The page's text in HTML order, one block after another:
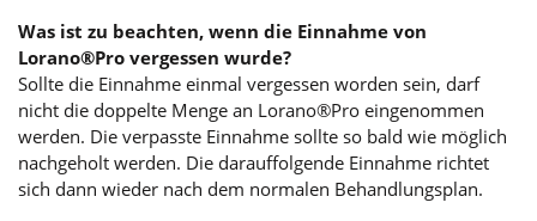
Was ist zu beachten, wenn die Einnahme von
Lorano®Pro vergessen wurde?
Sollte die Einnahme einmal vergessen worden sein, darf
nicht die doppelte Menge an Lorano®Pro eingenommen
werden. Die verpasste Einnahme sollte so bald wie möglich
nachgeholt werden. Die darauffolgende Einnahme richtet
sich dann wieder nach dem normalen Behandlungsplan.